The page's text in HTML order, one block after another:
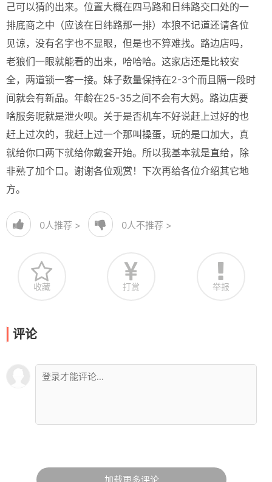
己可以猜的出来。位置大概在四马路和日纬路交口处的一
排底商之中（应该在日纬路那一排）本狼不记道还请各位
见谅，没有名字也不显眼，但是也不算难找。路边店吗，
老狼们一眼就能看的出来，哈哈哈。这家店还是比较安
全，两道锁一客一接。妹子数量保持在2-3个而且隔一段时
间就会有新品。年龄在25-35之间不会有大妈。路边店要
啥服务呢就是泄火呗。关于是否机车不好说赶上过好的也
赶上过次的，我赶上过一个那叫操蛋，玩的是口加大，真
就给你口两下就给你戴套开始。所以我基本就是直给，除
非熟了加个口。谢谢各位观赏！下次再给各位介绍其它地
方。
0人推荐 > 0人不推荐 >
收藏 打赏 举报
评论